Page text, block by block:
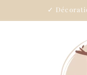
✓